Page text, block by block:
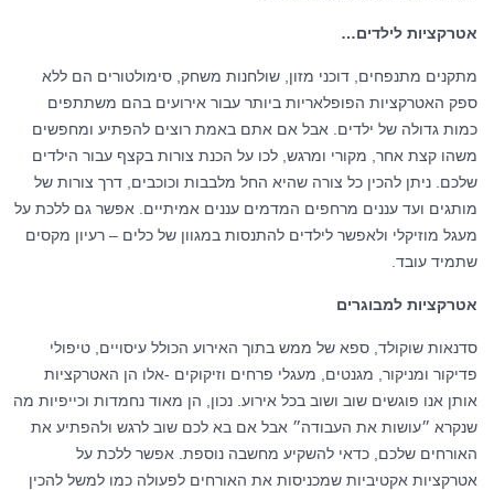
אטרקציות לילדים…
מתקנים מתנפחים, דוכני מזון, שולחנות משחק, סימולטורים הם ללא
ספק האטרקציות הפופלאריות ביותר עבור אירועים בהם משתתפים
כמות גדולה של ילדים. אבל אם אתם באמת רוצים להפתיע ומחפשים
משהו קצת אחר, מקורי ומרגש, לכו על הכנת צורות בקצף עבור הילדים
שלכם. ניתן להכין כל צורה שהיא החל מלבבות וכוכבים, דרך צורות של
מותגים ועד עננים מרחפים המדמים עננים אמיתיים. אפשר גם ללכת על
מעגל מוזיקלי ולאפשר לילדים להתנסות במגוון של כלים – רעיון מקסים
שתמיד עובד.
אטרקציות למבוגרים
סדנאות שוקולד, ספא של ממש בתוך האירוע הכולל עיסויים, טיפולי
פדיקור ומניקור, מגנטים, מעגלי פרחים וזיקוקים -אלו הן האטרקציות
אותן אנו פוגשים שוב ושוב בכל אירוע. נכון, הן מאוד נחמדות וכייפיות מה
שנקרא ״עושות את העבודה״ אבל אם בא לכם שוב לרגש ולהפתיע את
האורחים שלכם, כדאי להשקיע מחשבה נוספת. אפשר ללכת על
אטרקציות אקטיביות שמכניסות את האורחים לפעולה כמו למשל להכין